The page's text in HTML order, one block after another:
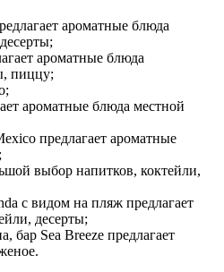
ароматные блюда
ароматные блюда
пиццу;
ароматные блюда местной
предлагает ароматные
выбор напитков, коктейли,
с видом на пляж предлагает
десерты;
бар Sea Breeze предлагает